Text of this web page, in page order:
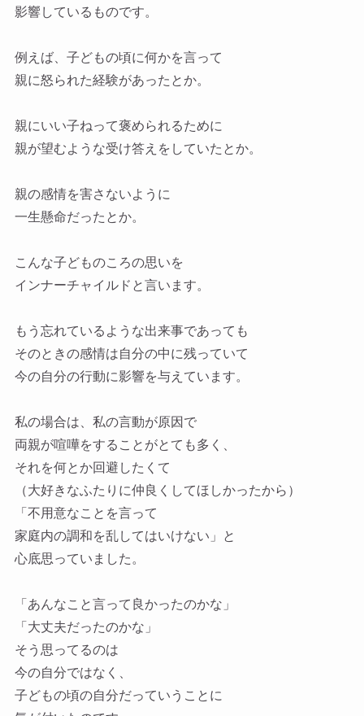
影響しているものです。
例えば、子どもの頃に何かを言って
親に怒られた経験があったとか。
親にいい子ねって褒められるために
親が望むような受け答えをしていたとか。
親の感情を害さないように
一生懸命だったとか。
こんな子どものころの思いを
インナーチャイルドと言います。
もう忘れているような出来事であっても
そのときの感情は自分の中に残っていて
今の自分の行動に影響を与えています。
私の場合は、私の言動が原因で
両親が喧嘩をすることがとても多く、
それを何とか回避したくて
（大好きなふたりに仲良くしてほしかったから）
「不用意なことを言って
家庭内の調和を乱してはいけない」と
心底思っていました。
「あんなこと言って良かったのかな」
「大丈夫だったのかな」
そう思ってるのは
今の自分ではなく、
子どもの頃の自分だっていうことに